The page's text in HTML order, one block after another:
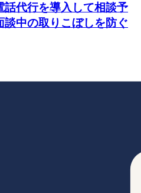
代行を導入して相談予
中の取りこぼしを防ぐ